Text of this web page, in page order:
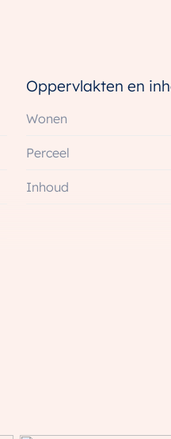
Oppervlakten en
Wonen
Perceel
Inhoud